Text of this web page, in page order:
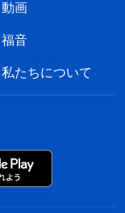
動画
福音
私たちについて